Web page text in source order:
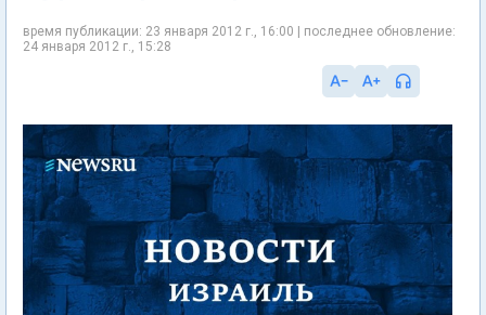
время публикации: 23 января 2012 г., 16:00 | последнее обновление:
24 января 2012 г., 15:28